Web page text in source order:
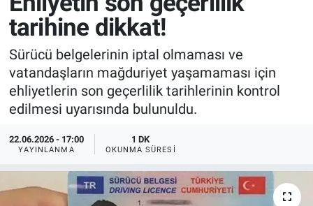
tarihine dikkat!
Sürücü belgelerinin iptal olmaması ve
vatandaşların mağduriyet yaşamaması için
ehliyetlerin son geçerlilik tarihlerinin kontrol
edilmesi uyarısında bulunuldu.
22.06.2026 - 17:00
YAYINLANMA
1 DK
OKUNMA SÜRESI